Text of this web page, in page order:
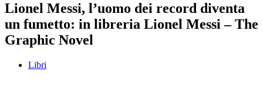
Lionel Messi, l’uomo dei record diventa
un fumetto: in libreria Lionel Messi – The
Graphic Novel
Libri